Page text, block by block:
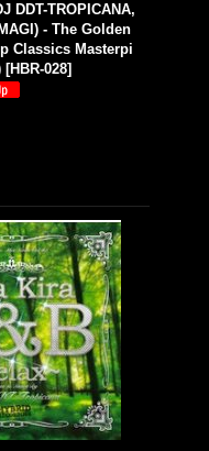
DDT-TROPICANA,
- The Golden
Classics Masterpi
[HBR-028]